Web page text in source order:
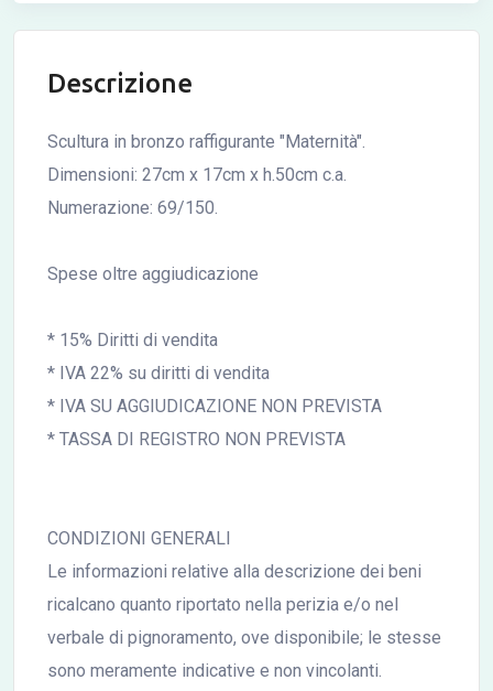
Descrizione
Scultura in bronzo raffigurante "Maternità".
Dimensioni: 27cm x 17cm x h.50cm c.a.
Numerazione: 69/150.
Spese oltre aggiudicazione
* 15% Diritti di vendita
* IVA 22% su diritti di vendita
* IVA SU AGGIUDICAZIONE NON PREVISTA
* TASSA DI REGISTRO NON PREVISTA
CONDIZIONI GENERALI
Le informazioni relative alla descrizione dei beni
ricalcano quanto riportato nella perizia e/o nel
verbale di pignoramento, ove disponibile; le stesse
sono meramente indicative e non vincolanti.